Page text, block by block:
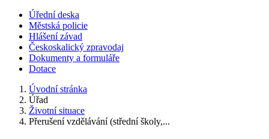
Úřední deska
Městská policie
Hlášení závad
Českoskalický zpravodaj
Dokumenty a formuláře
Dotace
Úvodní stránka
Úřad
Životní situace
Přerušení vzdělávání (střední školy,...